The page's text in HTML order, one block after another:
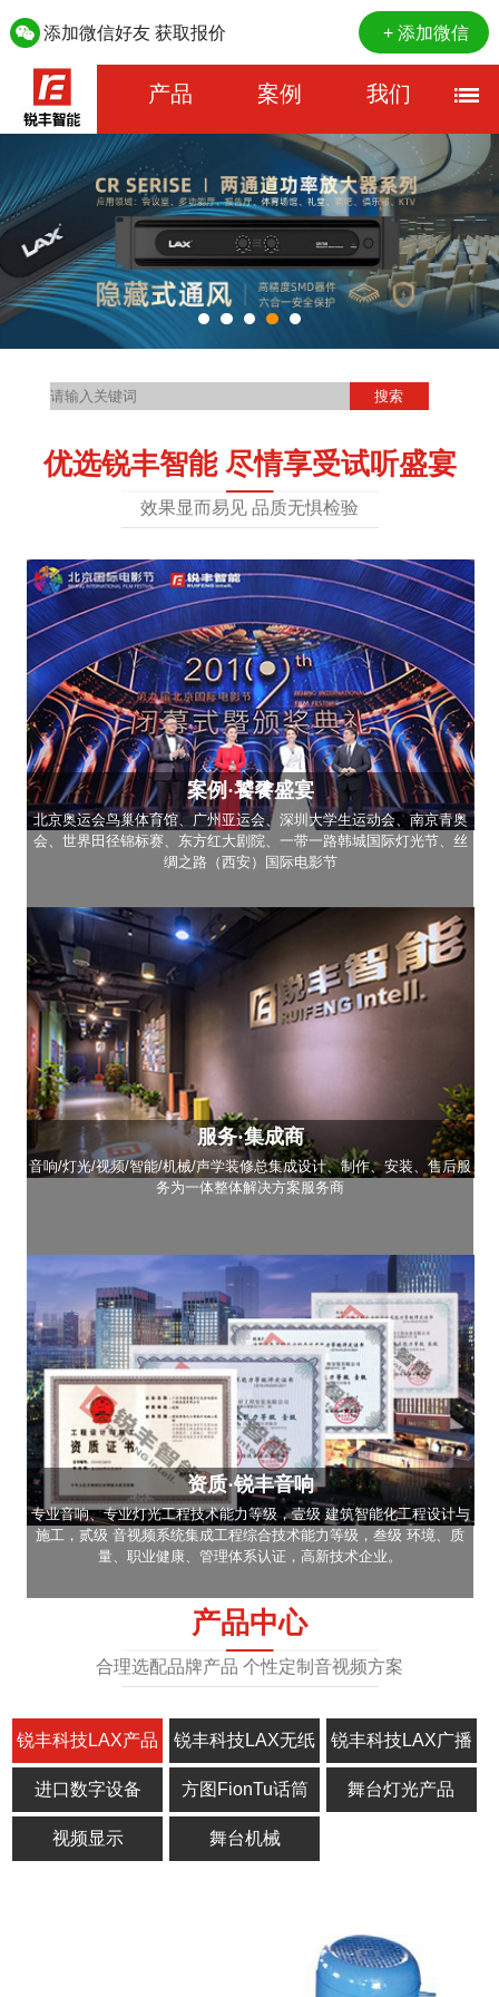
添加微信好友 获取报价 + 添加微信
产品 案例 我们
优选锐丰智能 尽情享受试听盛宴
效果显而易见 品质无惧检验
案例·饕餮盛宴
北京奥运会鸟巢体育馆、广州亚运会、深圳大学生运动会、南京青奥
会、世界田径锦标赛、东方红大剧院、一带一路韩城国际灯光节、丝
绸之路（西安）国际电影节
服务·集成商
音响/灯光/视频/智能/机械/声学装修总集成设计、制作、安装、售后服
务为一体整体解决方案服务商
资质·锐丰音响
专业音响、专业灯光工程技术能力等级，壹级 建筑智能化工程设计与
施工，贰级 音视频系统集成工程综合技术能力等级，叁级 环境、质
量、职业健康、管理体系认证，高新技术企业。
产品中心
合理选配品牌产品 个性定制音视频方案
锐丰科技LAX产品 锐丰科技LAX无纸
化
锐丰科技LAX广播
进口数字设备 方图FionTu话筒 舞台灯光产品
视频显示 舞台机械